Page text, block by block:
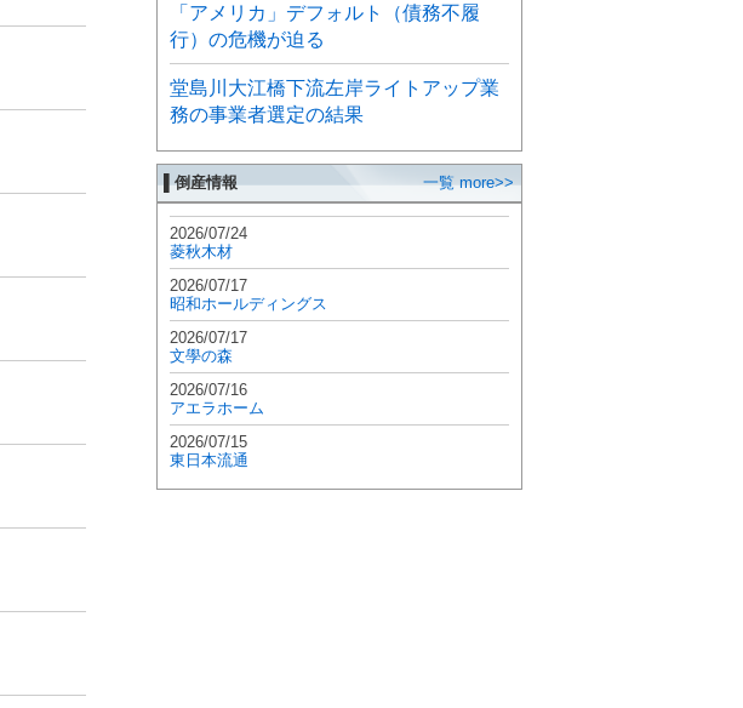
「アメリカ」デフォルト（債務不履
行）の危機が迫る
堂島川大江橋下流左岸ライトアップ業
務の事業者選定の結果
▌倒産情報 一覧 more>>
2026/07/24
菱秋木材
2026/07/17
昭和ホールディングス
2026/07/17
文學の森
2026/07/16
アエラホーム
2026/07/15
東日本流通